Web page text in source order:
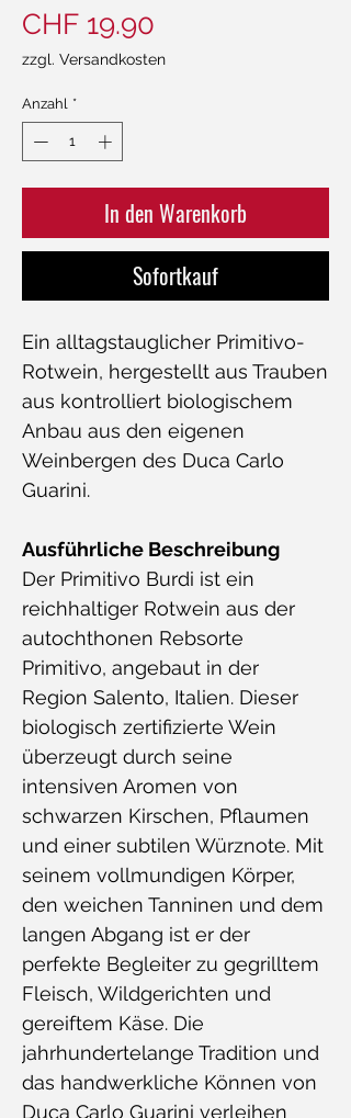
CHF 19.90
zzgl. Versandkosten
Anzahl *
In den Warenkorb
Sofortkauf
Ein alltagstauglicher Primitivo-
Rotwein, hergestellt aus Trauben
aus kontrolliert biologischem
Anbau aus den eigenen
Weinbergen des Duca Carlo
Guarini.
Ausführliche Beschreibung
Der Primitivo Burdi ist ein
reichhaltiger Rotwein aus der
autochthonen Rebsorte
Primitivo, angebaut in der
Region Salento, Italien. Dieser
biologisch zertifizierte Wein
überzeugt durch seine
intensiven Aromen von
schwarzen Kirschen, Pflaumen
und einer subtilen Würznote. Mit
seinem vollmundigen Körper,
den weichen Tanninen und dem
langen Abgang ist er der
perfekte Begleiter zu gegrilltem
Fleisch, Wildgerichten und
gereiftem Käse. Die
jahrhundertelange Tradition und
das handwerkliche Können von
Duca Carlo Guarini verleihen